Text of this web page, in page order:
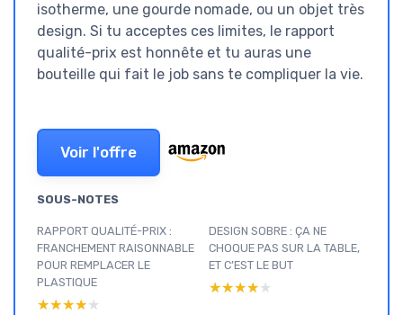
isotherme, une gourde nomade, ou un objet très
design. Si tu acceptes ces limites, le rapport
qualité-prix est honnête et tu auras une
bouteille qui fait le job sans te compliquer la vie.
Voir l'offre
SOUS-NOTES
RAPPORT QUALITÉ-PRIX :
FRANCHEMENT RAISONNABLE
POUR REMPLACER LE
PLASTIQUE
★★★★★
★★★★★
DESIGN SOBRE : ÇA NE
CHOQUE PAS SUR LA TABLE,
ET C’EST LE BUT
★★★★★
★★★★★